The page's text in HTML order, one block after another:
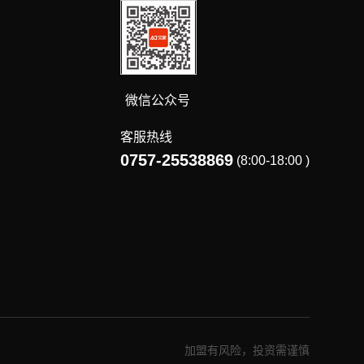
微信公众号
客服热线
0757-25538869 (8:00-18:00 )
加盟有风险，投资需谨慎